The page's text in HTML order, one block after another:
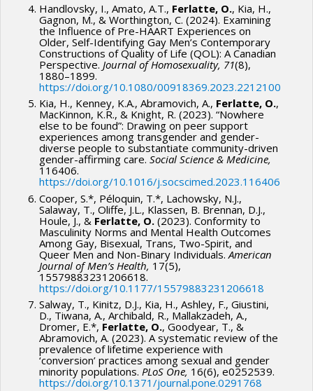
Handlovsky, I., Amato, A.T., Ferlatte, O., Kia, H.,
Gagnon, M., & Worthington, C. (2024). Examining
the Influence of Pre-HAART Experiences on
Older, Self-Identifying Gay Men’s Contemporary
Constructions of Quality of Life (QOL): A Canadian
Perspective. Journal of Homosexuality, 71(8),
1880–1899.
https://doi.org/10.1080/00918369.2023.2212100
Kia, H., Kenney, K.A., Abramovich, A., Ferlatte, O.,
MacKinnon, K.R., & Knight, R. (2023). “Nowhere
else to be found”: Drawing on peer support
experiences among transgender and gender-
diverse people to substantiate community-driven
gender-affirming care. Social Science & Medicine,
116406.
https://doi.org/10.1016/j.socscimed.2023.116406
Cooper, S.*, Péloquin, T.*, Lachowsky, N.J.,
Salaway, T., Oliffe, J.L., Klassen, B. Brennan, D.J.,
Houle, J., & Ferlatte, O. (2023). Conformity to
Masculinity Norms and Mental Health Outcomes
Among Gay, Bisexual, Trans, Two-Spirit, and
Queer Men and Non-Binary Individuals. American
Journal of Men’s Health, 17(5),
15579883231206618.
https://doi.org/10.1177/15579883231206618
Salway, T., Kinitz, D.J., Kia, H., Ashley, F., Giustini,
D., Tiwana, A., Archibald, R., Mallakzadeh, A.,
Dromer, E.*, Ferlatte, O., Goodyear, T., &
Abramovich, A. (2023). A systematic review of the
prevalence of lifetime experience with
‘conversion’ practices among sexual and gender
minority populations. PLoS One, 16(6), e0252539.
https://doi.org/10.1371/journal.pone.0291768